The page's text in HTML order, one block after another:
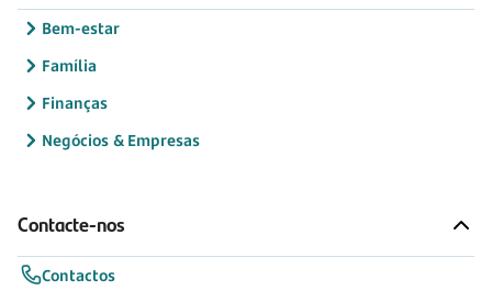
Bem-estar
Família
Finanças
Negócios & Empresas
Contacte-nos
Contactos